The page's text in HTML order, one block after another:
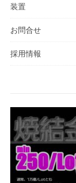
装置
お問合せ
採用情報